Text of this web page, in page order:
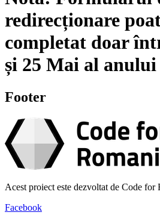
redirecționare
completat doar
și 25 Mai al
Footer
Acest proiect este dezvoltat de Code
Facebook